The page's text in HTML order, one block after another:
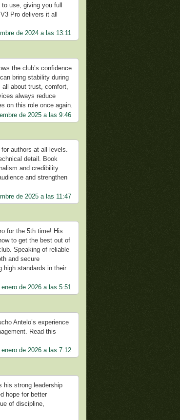
use, giving you full
Pro delivers it all
de 2024 a las 13:11
the club’s confidence
bring stability during
all about trust, comfort,
always reduce
on this role once again.
de 2025 a las 9:46
authors at all levels.
detail. Book
and credibility.
and strengthen
de 2025 a las 11:47
for the 5th time! His
to get the best out of
Speaking of reliable
and secure
high standards in their
enero de 2026 a las 5:51
Antelo’s experience
Read this
enero de 2026 a las 7:12
his strong leadership
hope for better
of discipline,